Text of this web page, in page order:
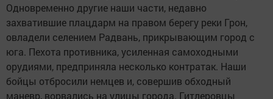
Одновременно другие наши части, недавно
захватившие плацдарм на правом берегу реки Грон,
овладели селением Радвань, прикрывающим город с
юга. Пехота противника, усиленная самоходными
орудиями, предприняла несколько контратак. Наши
бойцы отбросили немцев и, совершив обходный
маневр, ворвались на улицы города. Гитлеровцы